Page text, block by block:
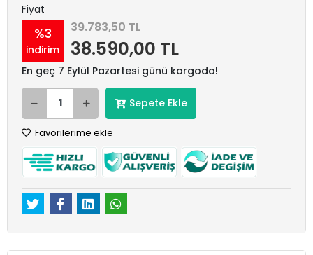
Fiyat
%3
indirim
39.783,50 TL
38.590,00 TL
En geç 7 Eylül Pazartesi günü kargoda!
Sepete Ekle
Favorilerime ekle